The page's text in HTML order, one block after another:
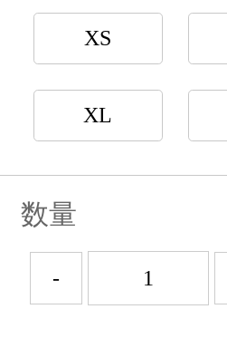
XS
XL
数量
-